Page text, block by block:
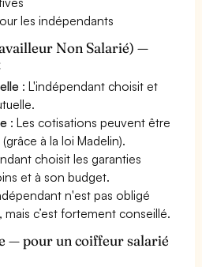
les indépendants
Non Salarié) —
: L'indépendant choisit et
: Les cotisations peuvent être
à la loi Madelin).
choisit les garanties
et à son budget.
n'est pas obligé
mais c’est fortement conseillé.
— pour un coiffeur salarié